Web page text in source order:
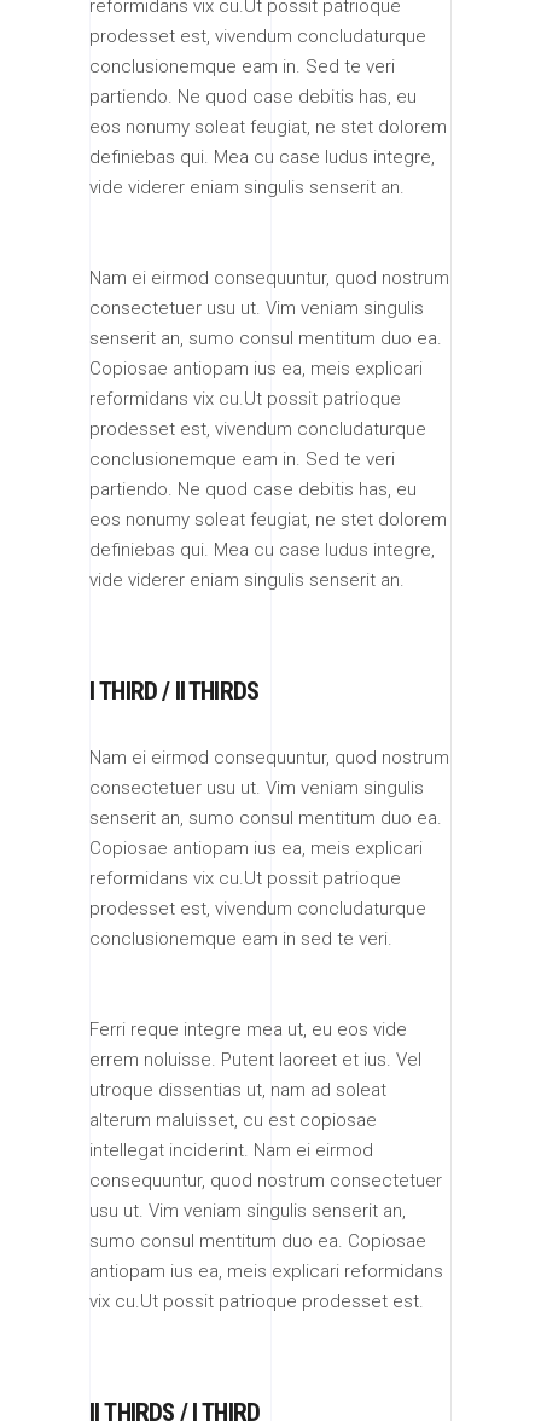
reformidans vix cu.Ut possit patrioque
prodesset est, vivendum concludaturque
conclusionemque eam in. Sed te veri
partiendo. Ne quod case debitis has, eu
eos nonumy soleat feugiat, ne stet dolorem
definiebas qui. Mea cu case ludus integre,
vide viderer eniam singulis senserit an.
Nam ei eirmod consequuntur, quod nostrum
consectetuer usu ut. Vim veniam singulis
senserit an, sumo consul mentitum duo ea.
Copiosae antiopam ius ea, meis explicari
reformidans vix cu.Ut possit patrioque
prodesset est, vivendum concludaturque
conclusionemque eam in. Sed te veri
partiendo. Ne quod case debitis has, eu
eos nonumy soleat feugiat, ne stet dolorem
definiebas qui. Mea cu case ludus integre,
vide viderer eniam singulis senserit an.
I THIRD / II THIRDS
Nam ei eirmod consequuntur, quod nostrum
consectetuer usu ut. Vim veniam singulis
senserit an, sumo consul mentitum duo ea.
Copiosae antiopam ius ea, meis explicari
reformidans vix cu.Ut possit patrioque
prodesset est, vivendum concludaturque
conclusionemque eam in sed te veri.
Ferri reque integre mea ut, eu eos vide
errem noluisse. Putent laoreet et ius. Vel
utroque dissentias ut, nam ad soleat
alterum maluisset, cu est copiosae
intellegat inciderint. Nam ei eirmod
consequuntur, quod nostrum consectetuer
usu ut. Vim veniam singulis senserit an,
sumo consul mentitum duo ea. Copiosae
antiopam ius ea, meis explicari reformidans
vix cu.Ut possit patrioque prodesset est.
II THIRDS / I THIRD